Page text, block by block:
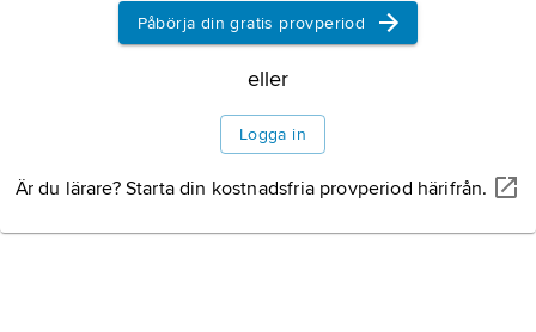
Påbörja din gratis provperiod
eller
Logga in
Är du lärare? Starta din kostnadsfria provperiod härifrån.